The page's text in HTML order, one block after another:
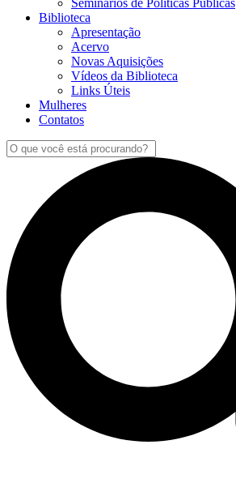
Seminários de Políticas Públicas
Biblioteca
Apresentação
Acervo
Novas Aquisições
Vídeos da Biblioteca
Links Úteis
Mulheres
Contatos